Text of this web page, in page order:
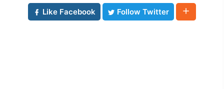
Like Facebook
Follow Twitter